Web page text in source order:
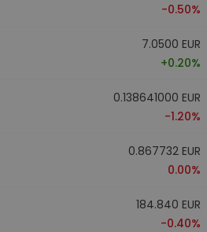
-0.50%
7.0500 EUR
+0.20%
0.138641000 EUR
-1.20%
0.867732 EUR
0.00%
184.840 EUR
-0.40%